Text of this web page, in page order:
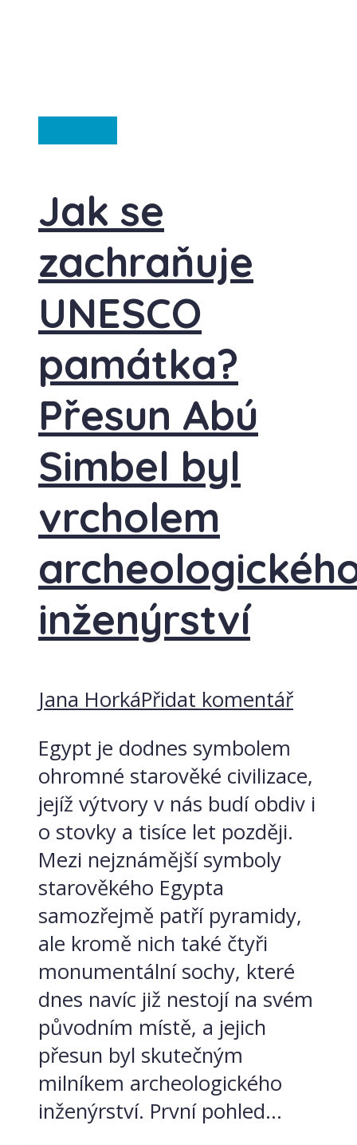
Jak se
zachraňuje
UNESCO
památka?
Přesun Abú
Simbel byl
vrcholem
inženýrství
Jana HorkáPřidat komentář
Egypt je dodnes symbolem
ohromné starověké civilizace,
jejíž výtvory v nás budí obdiv i
o stovky a tisíce let později.
Mezi nejznámější symboly
starověkého Egypta
samozřejmě patří pyramidy,
ale kromě nich také čtyři
monumentální sochy, které
dnes navíc již nestojí na svém
původním místě, a jejich
přesun byl skutečným
milníkem archeologického
inženýrství. První pohled...